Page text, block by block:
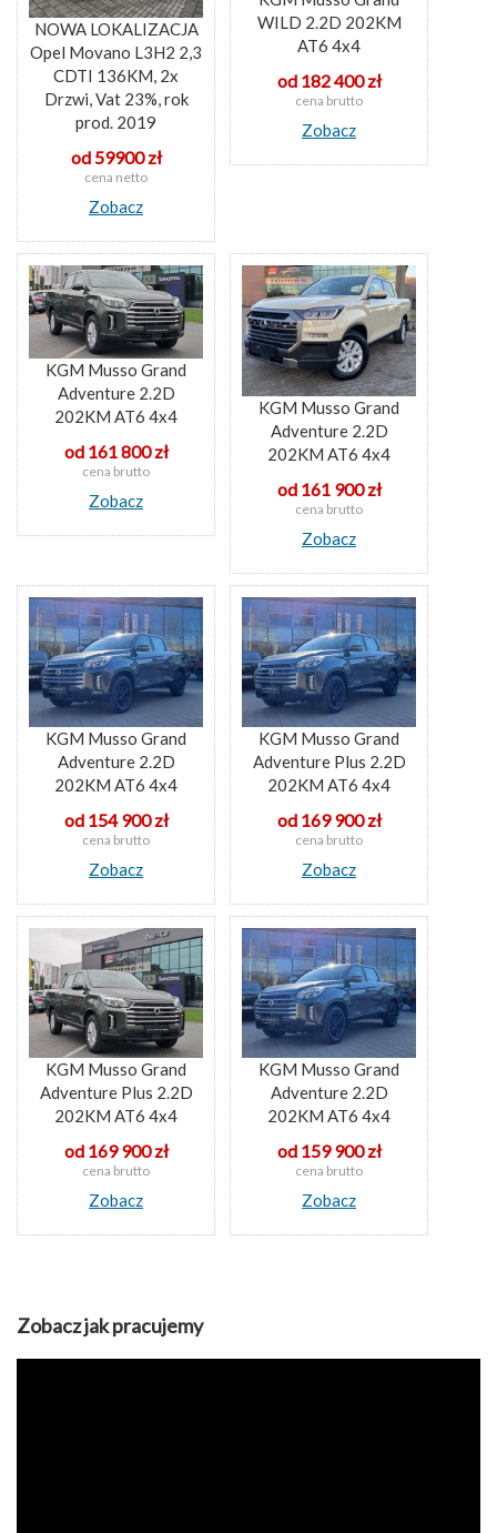
NOWA LOKALIZACJA
Opel Movano L3H2 2,3
CDTI 136KM, 2x
Drzwi, Vat 23%, rok
prod. 2019
od 59900 zł
cena netto
Zobacz
WILD 2.2D 202KM
AT6 4x4
od 182 400 zł
cena brutto
Zobacz
KGM Musso Grand
Adventure 2.2D
202KM AT6 4x4
od 161 800 zł
cena brutto
Zobacz
KGM Musso Grand
Adventure 2.2D
202KM AT6 4x4
od 161 900 zł
cena brutto
Zobacz
KGM Musso Grand
Adventure 2.2D
202KM AT6 4x4
od 154 900 zł
cena brutto
Zobacz
KGM Musso Grand
Adventure Plus 2.2D
202KM AT6 4x4
od 169 900 zł
cena brutto
Zobacz
KGM Musso Grand
Adventure Plus 2.2D
202KM AT6 4x4
od 169 900 zł
cena brutto
Zobacz
KGM Musso Grand
Adventure 2.2D
202KM AT6 4x4
od 159 900 zł
cena brutto
Zobacz
Zobacz jak pracujemy